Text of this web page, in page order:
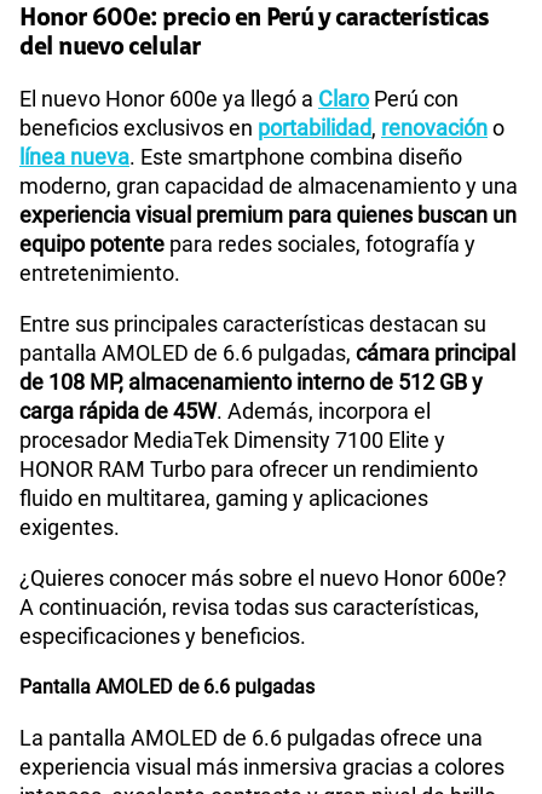
Honor 600e: precio en Perú y características
del nuevo celular
El nuevo Honor 600e ya llegó a ClaroPerú con
beneficios exclusivos en portabilidad, renovacióno
línea nueva. Este smartphone combina diseño
moderno, gran capacidad de almacenamiento y una
experiencia visual premium para quienes buscan un
equipo potente para redes sociales, fotografía y
entretenimiento.
Entre sus principales características destacan su
pantalla AMOLED de 6.6 pulgadas, cámara principal
de 108 MP, almacenamiento interno de 512 GB y
carga rápida de 45W. Además, incorpora el
procesador MediaTek Dimensity 7100 Elite y
HONOR RAM Turbo para ofrecer un rendimiento
fluido en multitarea, gaming y aplicaciones
exigentes.
¿Quieres conocer más sobre el nuevo Honor 600e?
A continuación, revisa todas sus características,
especificaciones y beneficios.
Pantalla AMOLED de 6.6 pulgadas
La pantalla AMOLED de 6.6 pulgadas ofrece una
experiencia visual más inmersiva gracias a colores